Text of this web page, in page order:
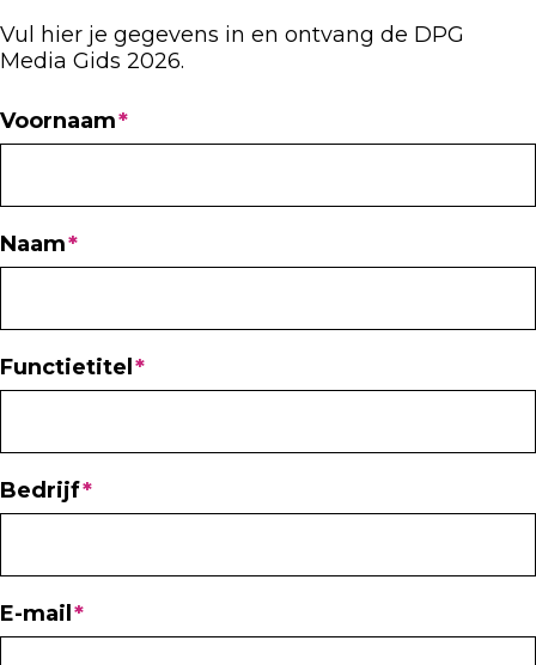
Vul hier je gegevens in en ontvang de DPG
Media Gids 2026.
Voornaam
Naam
Functietitel
Bedrijf
E-mail